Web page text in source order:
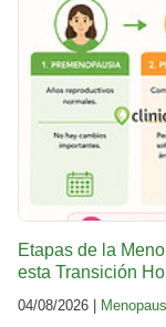
Etapas de la
esta Transición
04/08/2026 |